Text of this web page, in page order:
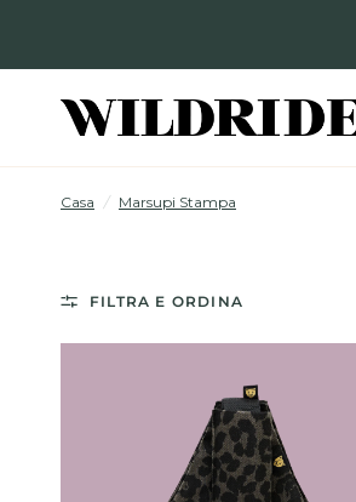
Casa / Marsupi Stampa
FILTRA E ORDINA